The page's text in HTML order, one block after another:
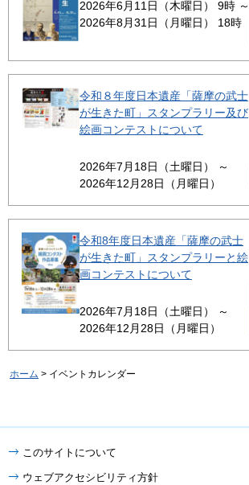
2026年6月11日（木曜日） 9時 ～
2026年8月31日（月曜日） 18時
令和８年度日本遺産「薩摩の武士
が生きた町」スタンプラリー及び
絵画コンテストについて
2026年7月18日（土曜日） ～
2026年12月28日（月曜日）
令和8年度日本遺産「薩摩の武士
が生きた町」スタンプラリーと絵
画コンテストについて
2026年7月18日（土曜日） ～
2026年12月28日（月曜日）
ホーム > イベントカレンダー
このサイトについて
ウェブアクセシビリティ方針